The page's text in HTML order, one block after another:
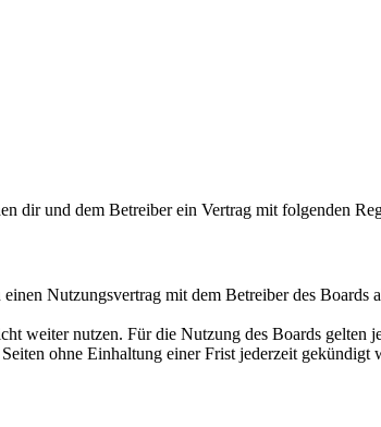
dir und dem Betreiber ein Vertrag mit folgenden
Nutzungsvertrag mit dem Betreiber des Boards
weiter nutzen. Für die Nutzung des Boards gelten
ohne Einhaltung einer Frist jederzeit gekündigt